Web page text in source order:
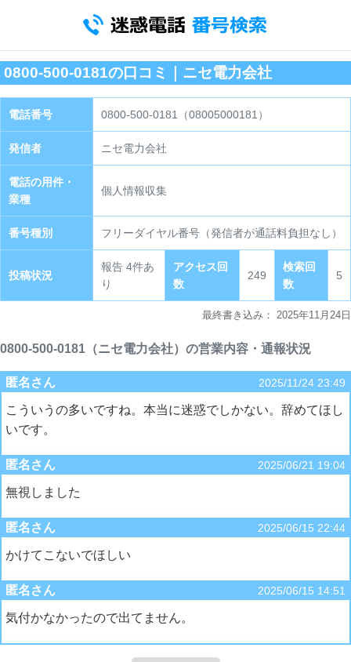
0800-500-0181の口コミ｜ニセ電力会社
電話番号 0800-500-0181（08005000181）
発信者 ニセ電力会社
電話の用件・
業種
個人情報収集
番号種別 フリーダイヤル番号（発信者が通話料負担なし）
投稿状況
報告 4件あ
り
アクセス回
数
249
検索回
数
5
最終書き込み： 2025年11月24日
0800-500-0181（ニセ電力会社）の営業内容・通報状況
匿名さん 2025/11/24 23:49
こういうの多いですね。本当に迷惑でしかない。辞めてほし
いです。
匿名さん 2025/06/21 19:04
無視しました
匿名さん 2025/06/15 22:44
かけてこないでほしい
匿名さん 2025/06/15 14:51
気付かなかったので出てません。